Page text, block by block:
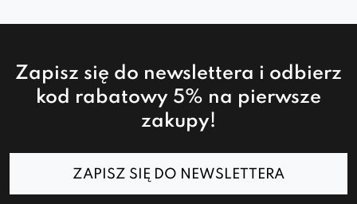
Zapisz się do newslettera i odbierz
kod rabatowy 5% na pierwsze
zakupy!
ZAPISZ SIĘ DO NEWSLETTERA